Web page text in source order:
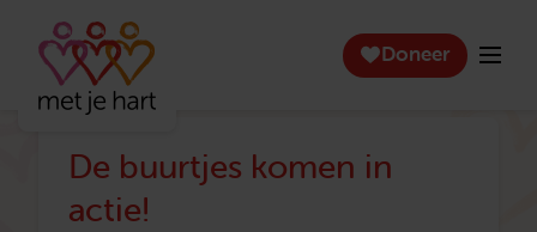
Doneer
De buurtjes komen in
actie!